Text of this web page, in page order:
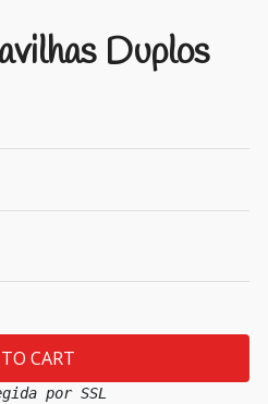
Duplos
por SSL